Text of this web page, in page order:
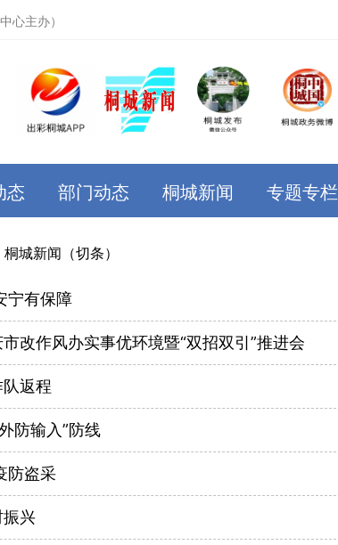
心主办）
态 部门动态 桐城新闻 专题专栏
桐城新闻（切条）
宁有保障
改作风办实事优环境暨“双招双引”推进会
返程
防输入”防线
防盗采
兴